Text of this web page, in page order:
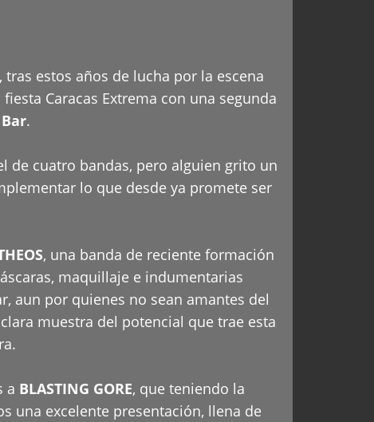
estos años de lucha por la escena
Caracas Extrema con una segunda
.
de cuatro bandas, pero alguien grito un
lo que desde ya promete ser
, una banda de reciente formación
maquillaje e indumentarias
aun por quienes no sean amantes del
muestra del potencial que trae esta
a BLASTING GORE, que teniendo la
una excelente presentación, llena de